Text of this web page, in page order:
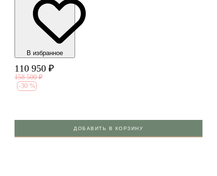
В избранноe
110 950 ₽
158 500 ₽
-30 %
ДОБАВИТЬ В КОРЗИНУ